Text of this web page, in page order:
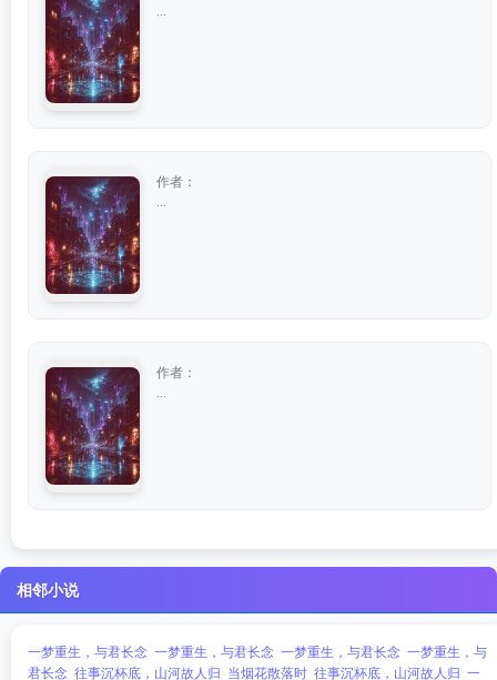
作者：
作者：
相邻小说
一梦重生，与君长念 一梦重生，与君长念 一梦重生，与君长念 一梦重生，与
君长念 往事沉杯底，山河故人归 当烟花散落时 往事沉杯底，山河故人归 一